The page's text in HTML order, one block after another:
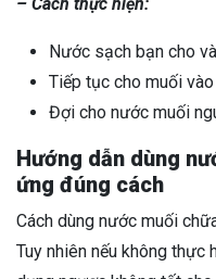
Nước sạch bạn cho
Tiếp tục cho muối
Đợi cho nước muối
Hướng dẫn dùng
ứng đúng cách
Cách dùng nước muối
Tuy nhiên nếu không thực